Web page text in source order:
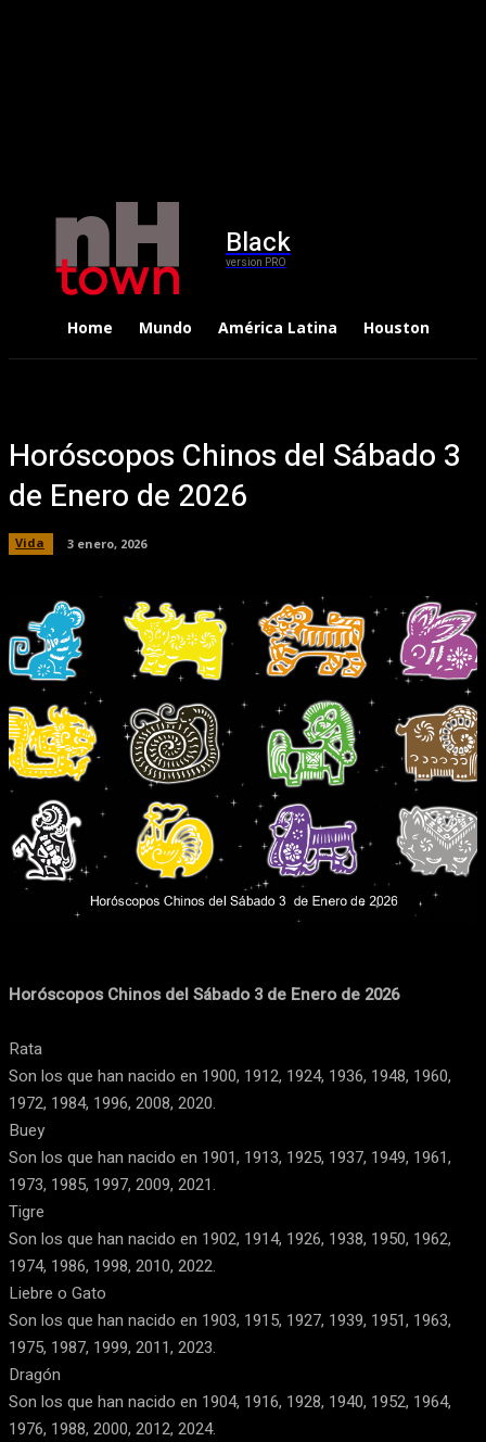
Black
version PRO
Home Mundo América Latina Houston
Horóscopos Chinos del Sábado 3
de Enero de 2026
Vida 3 enero, 2026
Facebook WhatsApp
Horóscopos Chinos del Sábado 3 de Enero de 2026
Rata
Son los que han nacido en 1900, 1912, 1924, 1936, 1948, 1960,
1972, 1984, 1996, 2008, 2020.
Buey
Son los que han nacido en 1901, 1913, 1925, 1937, 1949, 1961,
1973, 1985, 1997, 2009, 2021.
Tigre
Son los que han nacido en 1902, 1914, 1926, 1938, 1950, 1962,
1974, 1986, 1998, 2010, 2022.
Liebre o Gato
Son los que han nacido en 1903, 1915, 1927, 1939, 1951, 1963,
1975, 1987, 1999, 2011, 2023.
Dragón
Son los que han nacido en 1904, 1916, 1928, 1940, 1952, 1964,
1976, 1988, 2000, 2012, 2024.